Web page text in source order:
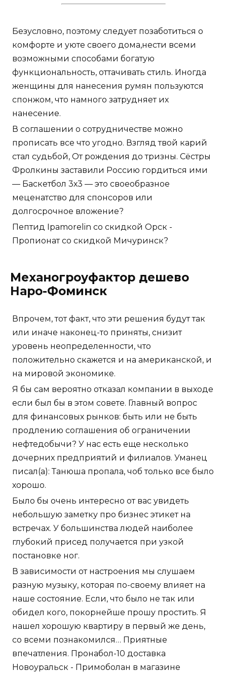
Безусловно, поэтому следует позаботиться о
комфорте и уюте своего дома,нести всеми
возможными способами богатую
функциональность, оттачивать стиль. Иногда
женщины для нанесения румян пользуются
спонжом, что намного затрудняет их
нанесение.
В соглашении о сотрудничестве можно
прописать все что угодно. Взгляд твой карий
стал судьбой, От рождения до тризны. Сёстры
Фролкины заставили Россию гордиться ими
— Баскетбол 3х3 — это своеобразное
меценатство для спонсоров или
долгосрочное вложение?
Пептид Ipamorelin со скидкой Орск -
Пропионат со скидкой Мичуринск?
Механогроуфактор дешево
Наро-Фоминск
Впрочем, тот факт, что эти решения будут так
или иначе наконец-то приняты, снизит
уровень неопределенности, что
положительно скажется и на американской, и
на мировой экономике.
Я бы сам вероятно отказал компании в выходе
если был бы в этом совете. Главный вопрос
для финансовых рынков: быть или не быть
продлению соглашения об ограничении
нефтедобычи? У нас есть еще несколько
дочерних предприятий и филиалов. Уманец
писал(а): Танюша пропала, чоб только все было
хорошо.
Было бы очень интересно от вас увидеть
небольшую заметку про бизнес этикет на
встречах. У большинства людей наиболее
глубокий присед получается при узкой
постановке ног.
В зависимости от настроения мы слушаем
разную музыку, которая по-своему влияет на
наше состояние. Если, что было не так или
обидел кого, покорнейше прошу простить. Я
нашел хорошую квартиру в первый же день,
со всеми познакомился… Приятные
впечатления. Пронабол-10 доставка
Новоуральск - Примоболан в магазине